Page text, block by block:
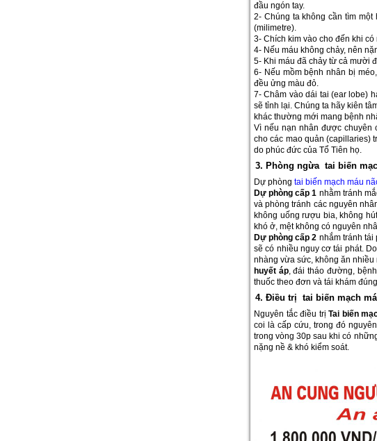
đầu ngón tay.
2- Chúng ta không cần tìm một
(milimetre).
3- Chích kim vào cho đến khi có
4- Nếu máu không chảy, nên
5- Khi máu đã chảy từ cả mười
6- Nếu mồm bệnh nhân bị
đều ửng màu đỏ.
7- Châm vào dái tai (ear lobe)
sẽ tỉnh lại. Chúng ta hãy kiên
khác thường mới mang bệnh
Vì nếu nạn nhân được chuyên
cho các mao quản (capillaries)
do phúc đức của Tổ Tiên họ.
3. Phòng ngừa tai biến
Dự phòng tai biến mạch máu
Dự phòng cấp 1 nhằm tránh
và phòng tránh các nguyên
không uống rượu bia, không
khó ở, mệt không có nguyên
Dự phòng cấp 2 nhắm tránh tái
sẽ có nhiều nguy cơ tái phát.
nhàng vừa sức, không ăn
huyết áp, đái tháo đường,
thuốc theo đơn và tái khám
4. Điều trị tai biến mạch
Nguyên tắc điều trịTai biến
coi là cấp cứu, trong đó
trong vòng 30p sau khi có
nặng nề & khó kiểm soát.